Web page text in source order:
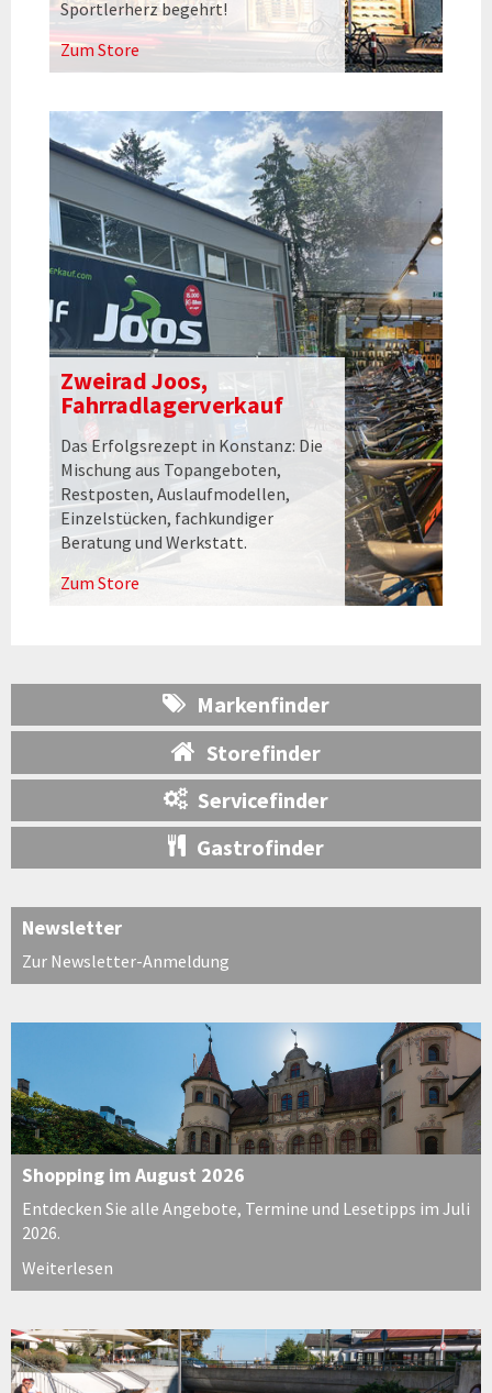
Sportlerherz begehrt!
Zum Store
Zweirad Joos,
Fahrradlagerverkauf
Das Erfolgsrezept in Konstanz: Die
Mischung aus Topangeboten,
Restposten, Auslaufmodellen,
Einzelstücken, fachkundiger
Beratung und Werkstatt.
Zum Store
Markenfinder
Storefinder
Servicefinder
Gastrofinder
Newsletter
Zur Newsletter-Anmeldung
Shopping im August 2026
Entdecken Sie alle Angebote, Termine und Lesetipps im Juli
2026.
Weiterlesen